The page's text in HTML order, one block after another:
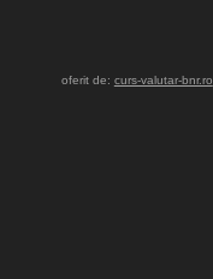
oferit de: curs-valutar-bnr.ro